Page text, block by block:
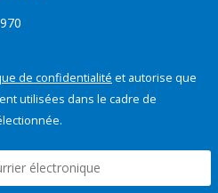
de confidentialité et autorise que
utilisées dans le cadre de